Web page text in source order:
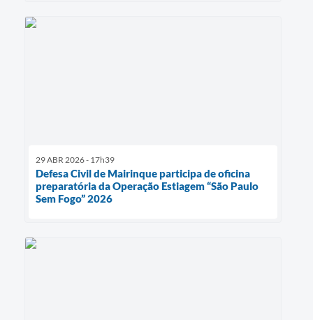
29 ABR 2026 - 17h39
Defesa Civil de Mairinque participa de oficina
preparatória da Operação Estiagem “São Paulo
Sem Fogo” 2026